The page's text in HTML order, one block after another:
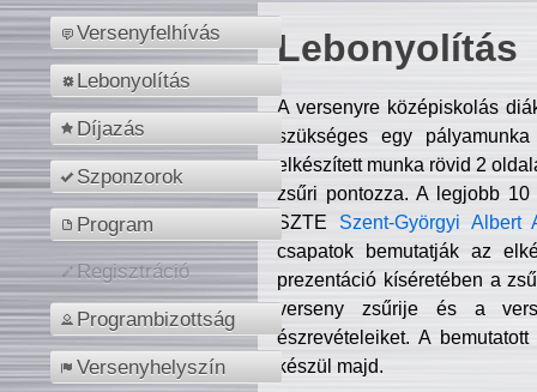
Versenyfelhívás
Lebonyolítás
Díjazás
Szponzorok
Program
Regisztráció
Programbizottság
Versenyhelyszín
Lebonyolítás
A versenyre középiskolás
szükséges egy
elkészített munka rövid 2
zsűri pontozza. A legjobb
SZTE Szent-Györgyi Albert
csapatok bemutatják az
prezentáció kíséretében a
verseny zsűrije és a
észrevételeiket. A
készül majd.